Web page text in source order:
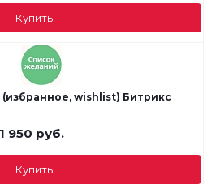
Купить
wishlist) Битрикс
1 950 руб.
Купить